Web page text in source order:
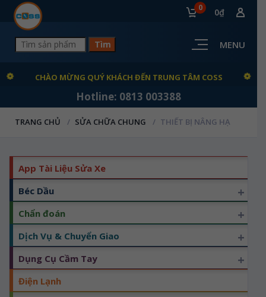
0 0₫
MENU
CHÀO MỪNG QUÝ KHÁCH ĐẾN TRUNG TÂM COSS
Hotline: 0813 003388
TRANG CHỦ SỬA CHỮA CHUNG THIẾT BỊ NÂNG HẠ
App Tài Liệu Sửa Xe
Béc Dầu
+
Chẩn đoán +
Dịch Vụ & Chuyển Giao +
Dụng Cụ Cầm Tay +
Điện Lạnh